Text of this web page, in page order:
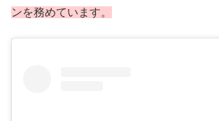
ンを務めています。